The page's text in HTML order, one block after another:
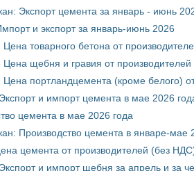
Экспорт цемента за январь - июнь
и экспорт за январь-июнь 2026
Цена товарного бетона от
Цена щебня и гравия от
Цена портландцемента (кроме белого)
и импорт цемента в мае 2026
цемента в мае 2026 года
Производство цемента в январе-мае
цемента от производителей (без
и импорт щебня за апрель и за